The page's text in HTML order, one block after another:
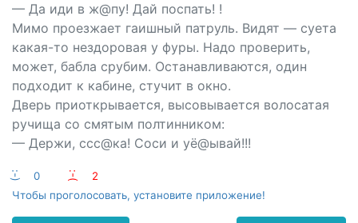
— Да иди в ж@пу! Дай поспать! !
Мимо проезжает гаишный патруль. Видят — суета
какая-то нездоровая у фуры. Надо проверить,
может, бабла срубим. Останавливаются, один
подходит к кабине, стучит в окно.
Дверь приоткрывается, высовывается волосатая
ручища со смятым полтинником:
— Держи, ссс@ка! Соси и уё@ывай!!!
:-) 0 :-(
2
Чтобы проголосовать, установите приложение!